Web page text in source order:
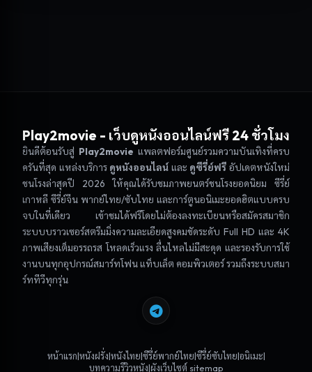
Play2movie - เว็บดูหนังออนไลน์ฟรี 24 ชั่วโมง
ยินดีต้อนรับสู่ Play2movie แพลตฟอร์มศูนย์รวมความบันเทิงที่ครบ
ครันที่สุด แหล่งบริการ ดูหนังออนไลน์ และ ดูซีรี่ย์ฟรี อัปเดตหนังใหม่
ชนโรงล่าสุดปี 2026 ให้คุณได้รับชมภาพยนตร์ชนโรงยอดนิยม ซีรี่ย์
เกาหลี ซีรี่ย์จีน พากย์ไทย/ซับไทย และการ์ตูนอนิเมะยอดฮิตแบบครบ
จบในที่เดียว เข้าชมได้ฟรีโดยไม่ต้องลงทะเบียนหรือสมัครสมาชิก
ระบบบราวเซอร์สตรีมมิ่งความละเอียดสูงคมชัดระดับ Full HD และ 4K
ภาพเสียงเต็มอรรถรส โหลดเร็วแรง ลื่นไหลไม่มีสะดุด และรองรับการใช้
งานบนทุกอุปกรณ์สมาร์ทโฟน แท็บเล็ต คอมพิวเตอร์ รวมถึงระบบสมา
ร์ททีวีทุกรุ่น
หน้าแรก|หนังฝรั่ง|หนังไทย|ซีรี่ย์พากย์ไทย|ซีรี่ย์ซับไทย|อนิเมะ|
บทความรีวิวหนัง|ผังเว็บไซต์ sitemap